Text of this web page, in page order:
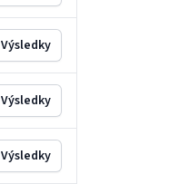
Výsledky
Výsledky
Výsledky